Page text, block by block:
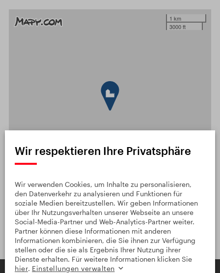
1 km
3000 ft
DETAILLIERTE KARTE ÖFFNEN
Leaflet|© Seznam.cz a.s. a další
Auf Google Maps anzeigen
Wir respektieren Ihre Privatsphäre
Wir verwenden Cookies, um Inhalte zu personalisieren,
den Datenverkehr zu analysieren und Funktionen für
soziale Medien bereitzustellen. Wir geben Informationen
über Ihr Nutzungsverhalten unserer Webseite an unsere
Social-Media-Partner und Web-Analytics-Partner weiter.
Partner können diese Informationen mit anderen
Informationen kombinieren, die Sie ihnen zur Verfügung
stellen oder die sie als Ergebnis Ihrer Nutzung ihrer
Dienste erhalten. Für weitere Informationen klicken Sie
hier. Einstellungen verwalten